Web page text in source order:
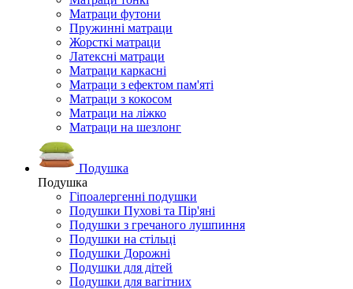
Матраци футони
Пружинні матраци
Жорсткі матраци
Латексні матраци
Матраци каркасні
Матраци з ефектом пам'яті
Матраци з кокосом
Матраци на ліжко
Матраци на шезлонг
Подушка
Подушка
Гіпоалергенні подушки
Подушки Пухові та Пір'яні
Подушки з гречаного лушпиння
Подушки на стільці
Подушки Дорожні
Подушки для дітей
Подушки для вагітних